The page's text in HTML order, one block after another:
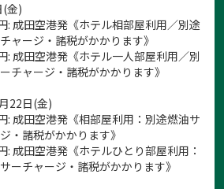
(金)
: 成田空港発《ホテル相部屋利用／別途
ャージ・諸税がかかります》
: 成田空港発《ホテル一人部屋利用／別
チャージ・諸税がかかります》
22日(金)
: 成田空港発《相部屋利用：別途燃油サ
・諸税がかかります》
: 成田空港発《ホテルひとり部屋利用：
ーチャージ・諸税がかかります》